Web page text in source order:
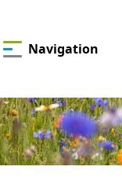
Navigation